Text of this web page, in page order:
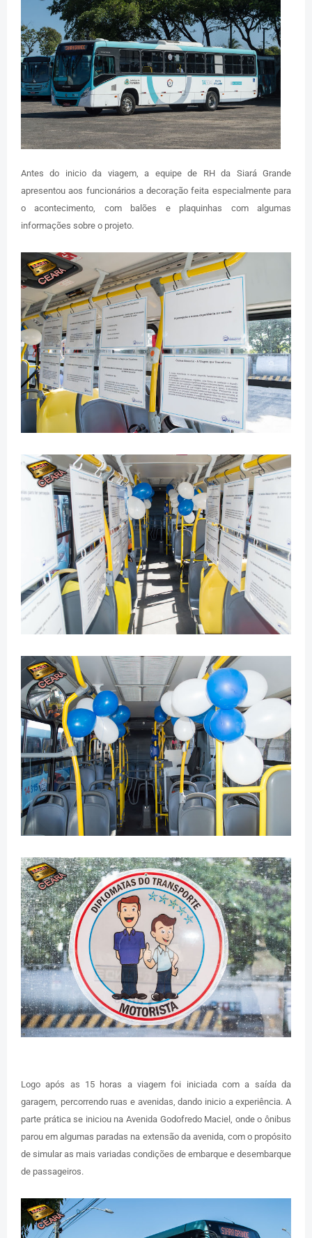
Antes do inicio da viagem, a equipe de RH da Siará Grande
apresentou aos funcionários a decoração feita especialmente para
o acontecimento, com balões e plaquinhas com algumas
informações sobre o projeto.
Logo após as 15 horas a viagem foi iniciada com a saída da
garagem, percorrendo ruas e avenidas, dando inicio a experiência. A
parte prática se iniciou na Avenida Godofredo Maciel, onde o ônibus
parou em algumas paradas na extensão da avenida, com o propósito
de simular as mais variadas condições de embarque e desembarque
de passageiros.